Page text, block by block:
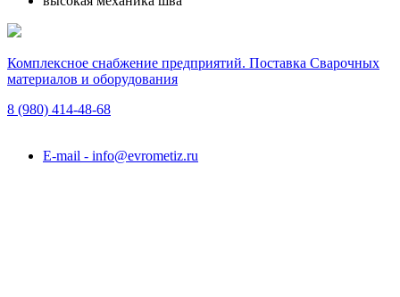
Комплексное снабжение предприятий. Поставка Сварочных
материалов и оборудования
8 (980) 414-48-68
E-mail - info@evrometiz.ru